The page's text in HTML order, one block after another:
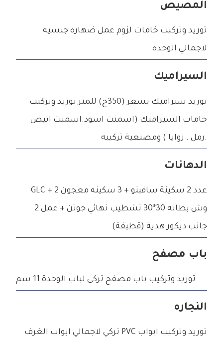
المصيص
توريد وتركيب خامات لزوم عمل ضهاره جبسيه
لاجمالي الوحده
السيراميك
توريد سيراميك بسعر (350ج) للمتر توريد وتركيب
خامات السيراميك (اسمنت اسود.اسمنت ابيض
.رمل . زوايا ) ومصنعية تركيبه
الدهانات
عدد 2 سكينة سافيتو + 3 سكينه معجون GLC + 2
وش بطانه 30*30 تشطيب نهائي جوتن + عمل 2
جانب ديكور هدية (قطيفة)
باب مصفح
توريد وتركيب باب مصفح تركى لباب الوحدة 11 سم
النجاره
توريد وتركيب ابواب PVC تركي لاجمالي ابواب الغرف